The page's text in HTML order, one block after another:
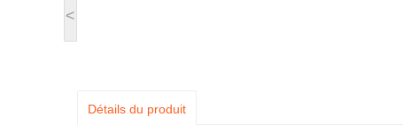
<
Détails du produit